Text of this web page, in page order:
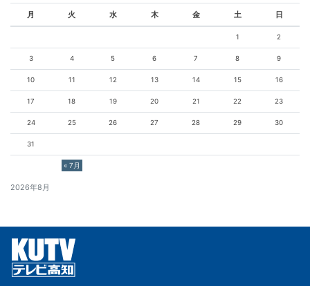
2026年8月
月 火 水 木 金 土 日
« 7月
1 2
3 4 5 6 7 8 9
10 11 12 13 14 15 16
17 18 19 20 21 22 23
24 25 26 27 28 29 30
31